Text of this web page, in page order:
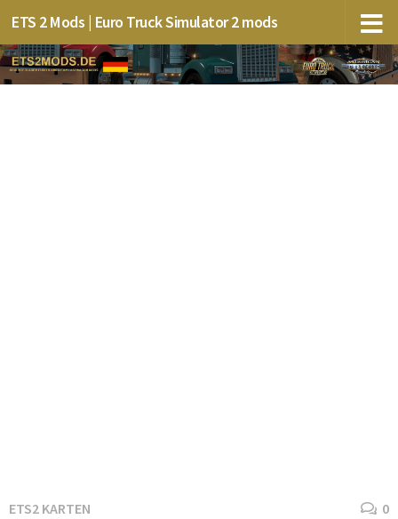
ETS 2 Mods | Euro Truck Simulator 2 mods
ETS2 KARTEN 0